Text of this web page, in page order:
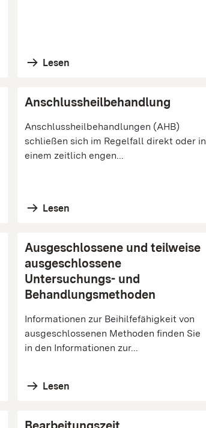
Lesen
Anschlussheilbehandlung
Anschlussheilbehandlungen (AHB)
schließen sich im Regelfall direkt oder in
einem zeitlich engen...
Lesen
Ausgeschlossene und teilweise
ausgeschlossene
Untersuchungs- und
Behandlungsmethoden
Informationen zur Beihilfefähigkeit von
ausgeschlossenen Methoden finden Sie
in den Informationen zur...
Lesen